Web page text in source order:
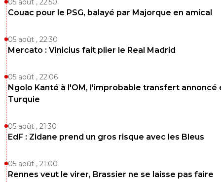
05 août , 22:50
Couac pour le PSG, balayé par Majorque en amical
05 août , 22:30
Mercato : Vinicius fait plier le Real Madrid
05 août , 22:06
Ngolo Kanté à l'OM, l'improbable transfert annoncé
Turquie
05 août , 21:30
EdF : Zidane prend un gros risque avec les Bleus
05 août , 21:00
Rennes veut le virer, Brassier ne se laisse pas faire